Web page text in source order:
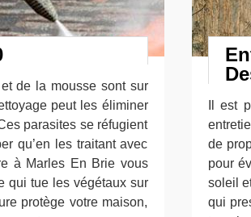
de la mousse sont sur
peut les éliminer
parasites se réfugient
qu’en les traitant avec
à Marles En Brie vous
qui tue les végétaux sur
protège votre maison,
Il est
de
pour
soleil
qui